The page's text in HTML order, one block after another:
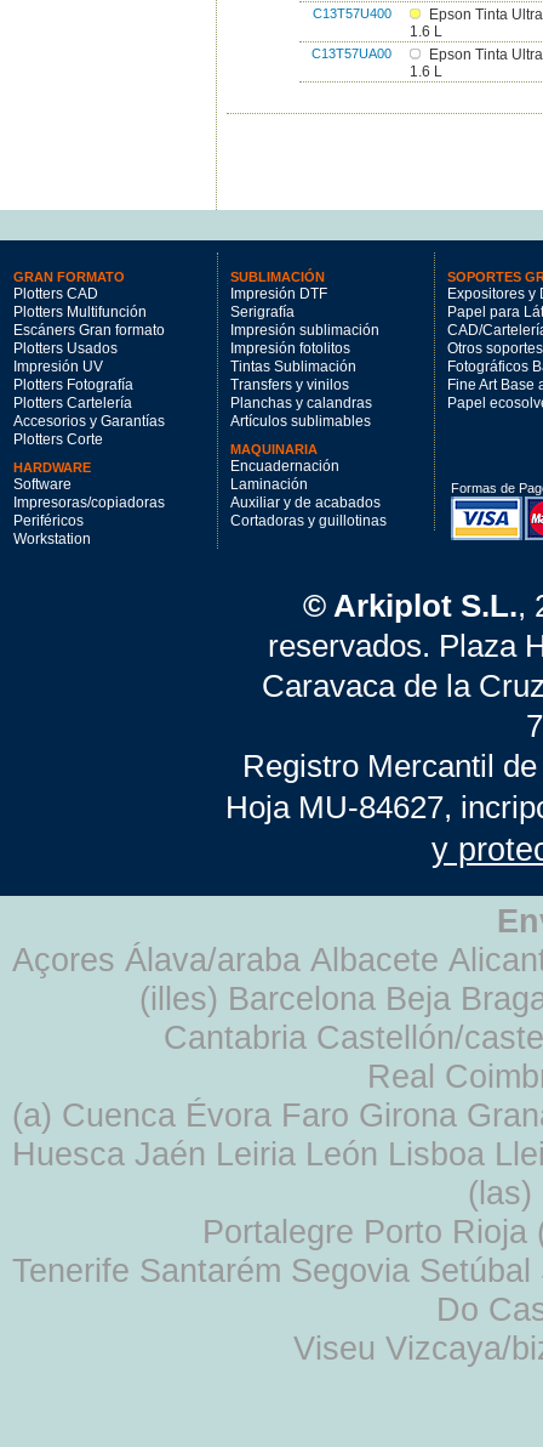
C13T57U400
Epson Tinta
1.6 L
C13T57UA00
Epson Tinta
1.6 L
GRAN FORMATO
Plotters CAD
Plotters Multifunción
Escáners Gran formato
Plotters Usados
Impresión UV
Plotters Fotografía
Plotters Cartelería
Accesorios y Garantías
Plotters Corte
HARDWARE
Software
Impresoras/copiadoras
Periféricos
Workstation
SUBLIMACIÓN
Impresión DTF
Serigrafía
Impresión sublimación
Impresión fotolitos
Tintas Sublimación
Transfers y vinilos
Planchas y calandras
Artículos sublimables
MAQUINARIA
Encuadernación
Laminación
Auxiliar y de acabados
Cortadoras y guillotinas
SOPORTES
Expositores y
Papel para
CAD/
Otros soportes
Fotográficos
Fine Art Base
Papel
Formas de
© Arkiplot S.L.,
reservados. Plaza
Caravaca de la
Registro Mercantil
Hoja MU-84627,
y
Açores Álava/araba Albacete
(illes) Barcelona Beja
Cantabria Castellón/
Real
(a) Cuenca Évora Faro Girona
Huesca Jaén Leiria León Lisboa
Portalegre Porto
Tenerife Santarém Segovia
Do
Viseu Vizcaya/